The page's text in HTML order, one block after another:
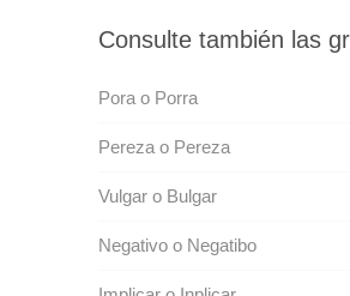
Consulte también las
Pora o Porra
Pereza o Pereza
Vulgar o Bulgar
Negativo o Negatibo